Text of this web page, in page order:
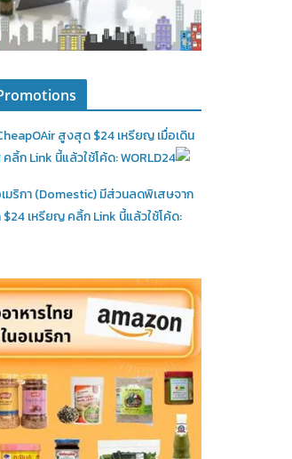
สูงสุด $24 เหรียญ เมื่อเดิน
คลิ้ก Link นี้แล้วใช้โค้ด: WORLD24
มริกา (Domestic)มีส่วนลดพิเสษจาก
เหรียญ คลิ้ก Link นี้แล้วใช้โค้ด: